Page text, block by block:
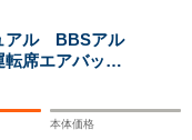
～1496cc
4WD FF、4WD
アル BBSアル
席エアバッ
パワーステア
本体価格